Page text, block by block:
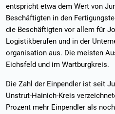
entspricht etwa dem Wert von
Beschäftigten in den
die Beschäftigten vor allem für
Logistikberufen und in der
organisation aus. Die meisten
Eichsfeld und im Wartburgkreis.
Die Zahl der Einpendler ist seit
Unstrut-Hainich-Kreis
Prozent mehr Einpendler als